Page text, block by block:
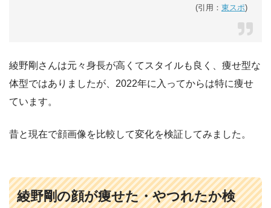
(引用： 東スポ)
綾野剛さんは元々身長が高くてスタイルも良く、痩せ型な
体型ではありましたが、2022年に入ってからは特に痩せ
ています。
昔と現在で顔画像を比較して変化を検証してみました。
綾野剛の顔が痩せた・やつれたか検